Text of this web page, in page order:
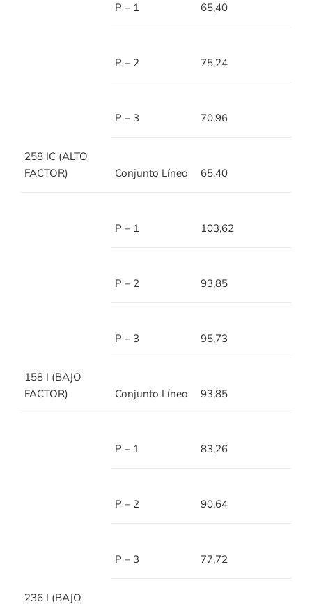
258 IC (ALTO
FACTOR)
P – 1 65,40
P – 2 75,24
P – 3 70,96
Conjunto Línea 65,40
158 I (BAJO
FACTOR)
P – 1 103,62
P – 2 93,85
P – 3 95,73
Conjunto Línea 93,85
236 I (BAJO
P – 1 83,26
P – 2 90,64
P – 3 77,72